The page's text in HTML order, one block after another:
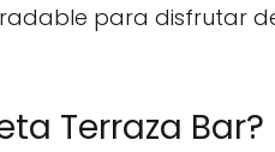
para disfrutar
Terraza Bar?